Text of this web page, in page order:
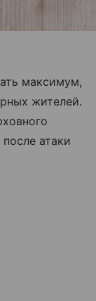
максимум,
жителей.
атаки